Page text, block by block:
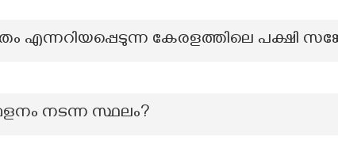
എന്നറിയപ്പെടുന്ന കേരളത്തിലെ പക്ഷി
നടന്ന സ്ഥലം?